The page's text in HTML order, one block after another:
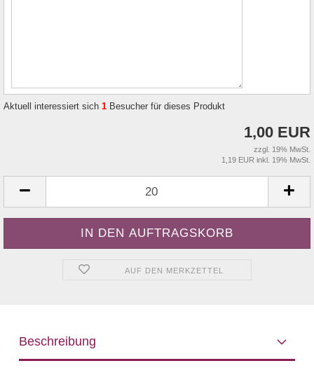
Aktuell interessiert sich 1 Besucher für dieses Produkt
1,00 EUR
zzgl. 19% MwSt.
1,19 EUR inkl. 19% MwSt.
AUF DEN MERKZETTEL
Beschreibung